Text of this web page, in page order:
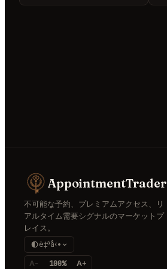
AppointmentTrader
不可能な予約、プレミアムアクセス、リ
アルタイム需要シグナルのマーケットプ
レイス。
è‡ªå‹•
A- 100% A+